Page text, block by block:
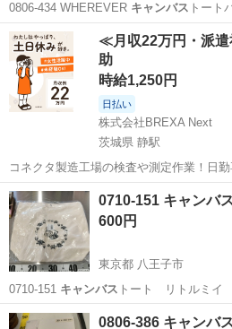
0806-434 WHEREVER キャンバス
東京 世田谷区 バッグ スポッ
≪月収22万円・派
助
時給1,250円
日払い
株式会社BREXA Next
茨城県 静駅
コネクタ製造工場の検査や測定作業！日
日128日★クリーンルーム内作業★マイカ
★就業先食堂利用可！日払い制度あり！《茨
工場のお仕事 ◇コネクタ製造工...
茨城 常陸大宮市 静駅
0710-151 キャンバ
600円
東京都 八王子市
0710-151 キャンバス
東京 八王子市 キャン
0806-386 キャンバ